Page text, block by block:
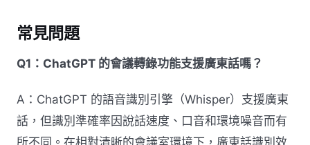
常見問題
Q1：ChatGPT 的會議轉錄功能支援廣東話嗎？
A：ChatGPT 的語音識別引擎（Whisper）支援廣東
話，但識別準確率因說話速度、口音和環境噪音而有
所不同。在相對清晰的會議室環境下，廣東話識別效